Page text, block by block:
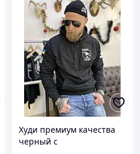
Худи премиум качества
черный с